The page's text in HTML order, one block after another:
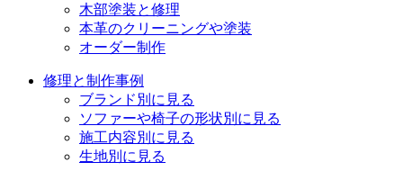
木部塗装と修理
本革のクリーニングや塗装
オーダー制作
修理と制作事例
ブランド別に見る
ソファーや椅子の形状別に見る
施工内容別に見る
生地別に見る